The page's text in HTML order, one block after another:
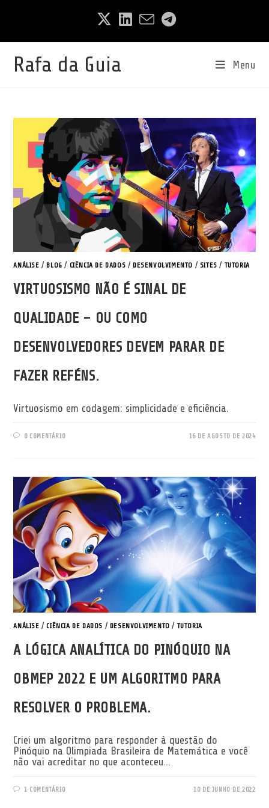
Rafa da Guia Menu
ANÁLISE /BLOG / CIÊNCIA DE DADOS /DESENVOLVIMENTO / SITES / TUTORIA
VIRTUOSISMO NÃO É SINAL DE
QUALIDADE – OU COMO
DESENVOLVEDORES DEVEM PARAR DE
FAZER REFÉNS.
Virtuosismo em codagem: simplicidade e eficiência.
0 COMENTÁRIO 16 DE AGOSTO DE 2024
ANÁLISE /CIÊNCIA DE DADOS / DESENVOLVIMENTO / TUTORIA
A LÓGICA ANALÍTICA DO PINÓQUIO NA
OBMEP 2022 E UM ALGORITMO PARA
RESOLVER O PROBLEMA.
Criei um algoritmo para responder à questão do
Pinóquio na Olimpiada Brasileira de Matemática e você
não vai acreditar no que aconteceu...
1 COMENTÁRIO 10 DE JUNHO DE 2022